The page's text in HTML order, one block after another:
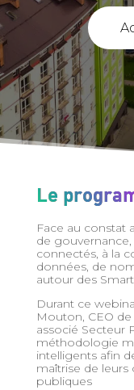
Le
Face au constat
de gouvernance,
connectés, à la
données, de
autour des
Durant ce
Mouton, CEO
associé Secteur
méthodologie
intelligents afin
maîtrise de leurs
publiques